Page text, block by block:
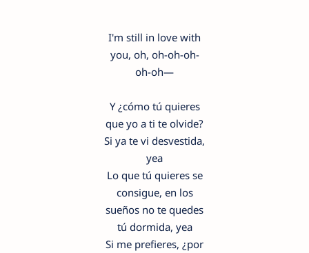
I'm still in love with
you, oh, oh-oh-oh-
oh-oh—
Y ¿cómo tú quieres
que yo a ti te olvide?
Si ya te vi desvestida,
yea
Lo que tú quieres se
consigue, en los
sueños no te quedes
tú dormida, yea
Si me prefieres, ¿por